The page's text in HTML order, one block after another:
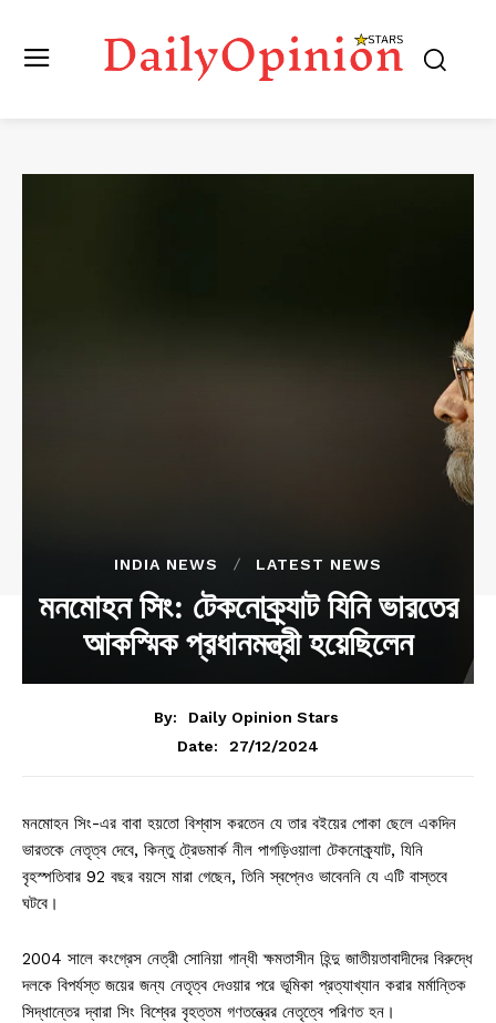
INDIA NEWS LATEST NEWS
মনমোহন সিং: টেকনোক্র্যাট যিনি ভারতের
আকস্মিক প্রধানমন্ত্রী হয়েছিলেন
By:
Daily Opinion Stars
Date:
27/12/2024
মনমোহন সিং-এর বাবা হয়তো বিশ্বাস করতেন যে তার বইয়ের পোকা ছেলে একদিন
ভারতকে নেতৃত্ব দেবে, কিন্তু ট্রেডমার্ক নীল পাগড়িওয়ালা টেকনোক্র্যাট, যিনি
বৃহস্পতিবার 92 বছর বয়সে মারা গেছেন, তিনি স্বপ্নেও ভাবেননি যে এটি বাস্তবে
ঘটবে।
2004 সালে কংগ্রেস নেত্রী সোনিয়া গান্ধী ক্ষমতাসীন হিন্দু জাতীয়তাবাদীদের বিরুদ্ধে
দলকে বিপর্যস্ত জয়ের জন্য নেতৃত্ব দেওয়ার পরে ভূমিকা প্রত্যাখ্যান করার মর্মান্তিক
সিদ্ধান্তের দ্বারা সিং বিশ্বের বৃহত্তম গণতন্ত্রের নেতৃত্বে পরিণত হন।